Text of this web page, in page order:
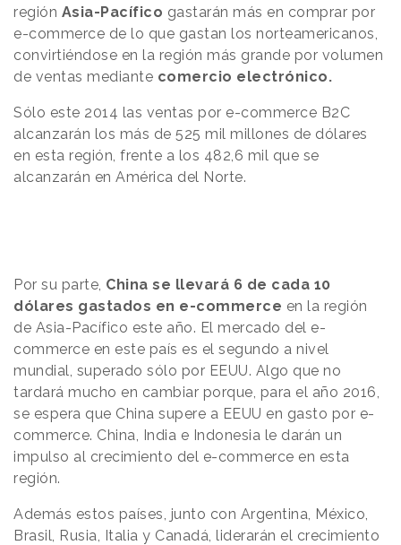
región Asia-Pacífico gastarán más en comprar por
e-commerce de lo que gastan los norteamericanos,
convirtiéndose en la región más grande por volumen
de ventas mediante comercio electrónico.
Sólo este 2014 las ventas por e-commerce B2C
alcanzarán los más de 525 mil millones de dólares
en esta región, frente a los 482,6 mil que se
alcanzarán en América del Norte.
Por su parte, China se llevará 6 de cada 10
dólares gastados en e-commerce en la región
de Asia-Pacífico este año. El mercado del e-
commerce en este país es el segundo a nivel
mundial, superado sólo por EEUU. Algo que no
tardará mucho en cambiar porque, para el año 2016,
se espera que China supere a EEUU en gasto por e-
commerce. China, India e Indonesia le darán un
impulso al crecimiento del e-commerce en esta
región.
Además estos países, junto con Argentina, México,
Brasil, Rusia, Italia y Canadá, liderarán el crecimiento